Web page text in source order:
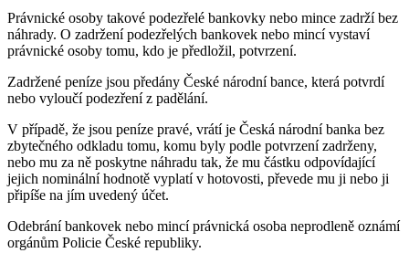
Právnické osoby takové podezřelé bankovky nebo mince zadrží bez
náhrady. O zadržení podezřelých bankovek nebo mincí vystaví
právnické osoby tomu, kdo je předložil, potvrzení.
Zadržené peníze jsou předány České národní bance, která potvrdí
nebo vyloučí podezření z padělání.
V případě, že jsou peníze pravé, vrátí je Česká národní banka bez
zbytečného odkladu tomu, komu byly podle potvrzení zadrženy,
nebo mu za ně poskytne náhradu tak, že mu částku odpovídající
jejich nominální hodnotě vyplatí v hotovosti, převede mu ji nebo ji
připíše na jím uvedený účet.
Odebrání bankovek nebo mincí právnická osoba neprodleně oznámí
orgánům Policie České republiky.